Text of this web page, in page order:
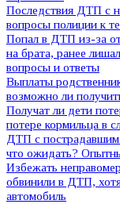
Последствия ДТП с
вопросы полиции к
Попал в ДТП из-за
на брата, ранее
вопросы и ответы
Выплаты
возможно ли
Получат ли дети
потере кормильца в
ДТП с пострадавшим
что ожидать?
Избежать
обвинили в ДТП,
автомобиль